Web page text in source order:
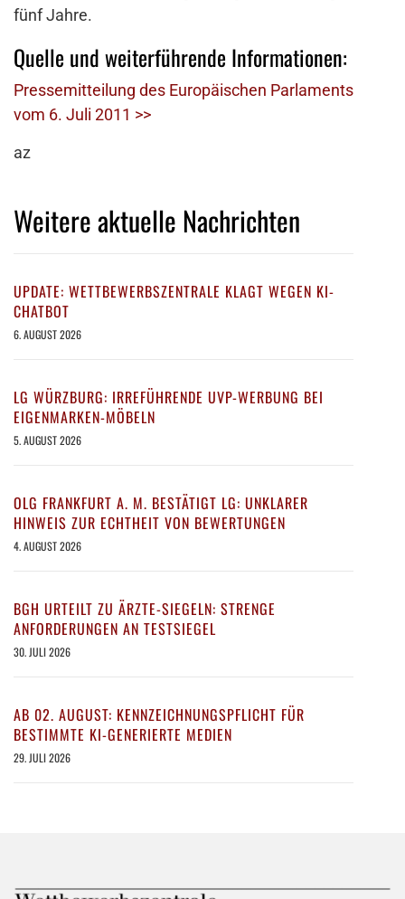
fünf Jahre.
Quelle und weiterführende Informationen:
Pressemitteilung des Europäischen Parlaments
vom 6. Juli 2011 >>
az
Weitere aktuelle Nachrichten
UPDATE: WETTBEWERBSZENTRALE KLAGT WEGEN KI-
CHATBOT
6. AUGUST 2026
LG WÜRZBURG: IRREFÜHRENDE UVP-WERBUNG BEI
EIGENMARKEN-MÖBELN
5. AUGUST 2026
OLG FRANKFURT A. M. BESTÄTIGT LG: UNKLARER
HINWEIS ZUR ECHTHEIT VON BEWERTUNGEN
4. AUGUST 2026
BGH URTEILT ZU ÄRZTE-SIEGELN: STRENGE
ANFORDERUNGEN AN TESTSIEGEL
30. JULI 2026
AB 02. AUGUST: KENNZEICHNUNGSPFLICHT FÜR
BESTIMMTE KI-GENERIERTE MEDIEN
29. JULI 2026